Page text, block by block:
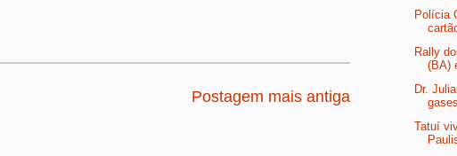
Postagem mais antiga
Polícia
Rally
(BA)
Dr.
Tatuí